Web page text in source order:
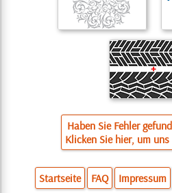
Haben Sie Fehler
Klicken Sie hier, um
Startseite FAQ Impressum